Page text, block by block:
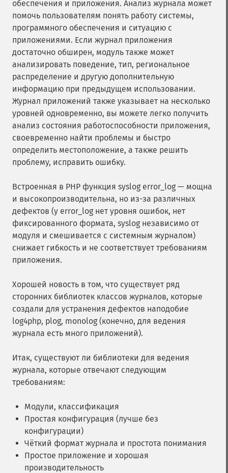
обеспечения и приложения. Анализ журнала может
помочь пользователям понять работу системы,
программного обеспечения и ситуацию с
приложениями. Если журнал приложения
достаточно обширен, модуль также может
анализировать поведение, тип, региональное
распределение и другую дополнительную
информацию при предыдущем использовании.
Журнал приложений также указывает на несколько
уровней одновременно, вы можете легко получить
анализ состояния работоспособности приложения,
своевременно найти проблемы и быстро
определить местоположение, а также решить
проблему, исправить ошибку.
Встроенная в PHP функция syslog error_log — мощна
и высокопроизводительна, но из-за различных
дефектов (у error_log нет уровня ошибок, нет
фиксированного формата, syslog независимо от
модуля и смешивается с системным журналом)
снижает гибкость и не соответствует требованиям
приложения.
Хорошей новость в том, что существует ряд
сторонних библиотек классов журналов, которые
создали для устранения дефектов наподобие
log4php, plog, monolog (конечно, для ведения
журнала есть много приложений).
Итак, существуют ли библиотеки для ведения
журнала, которые отвечают следующим
требованиям:
Модули, классификация
Простая конфигурация (лучше без
конфигурации)
Чёткий формат журнала и простота понимания
Простое приложение и хорошая
производительность